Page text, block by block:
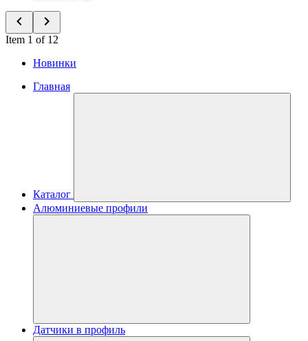
Item 1 of 12
Новинки
Главная
Каталог
Алюминиевые профили
Датчики в профиль